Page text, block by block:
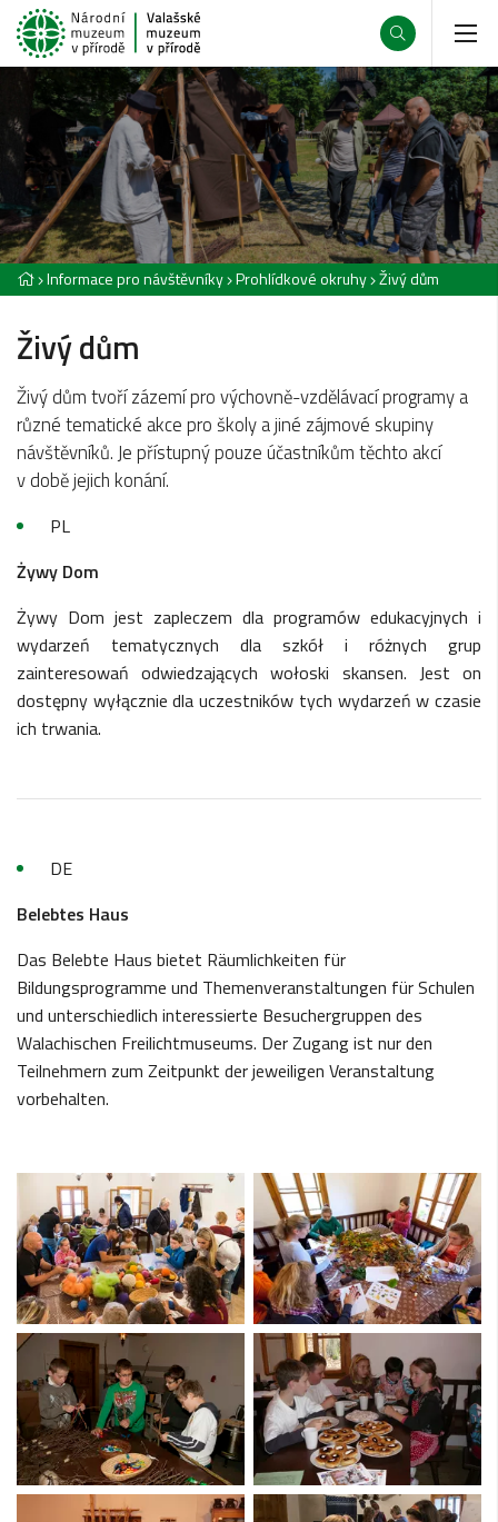
Informace pro návštěvníky Prohlídkové okruhy Živý dům
Živý dům
Živý dům tvoří zázemí pro výchovně-vzdělávací programy a
různé tematické akce pro školy a jiné zájmové skupiny
návštěvníků. Je přístupný pouze účastníkům těchto akcí
v době jejich konání.
PL
Żywy Dom
Żywy Dom jest zapleczem dla programów edukacyjnych i
wydarzeń tematycznych dla szkół i różnych grup
zainteresowań odwiedzających wołoski skansen. Jest on
dostępny wyłącznie dla uczestników tych wydarzeń w czasie
ich trwania.
DE
Belebtes Haus
Das Belebte Haus bietet Räumlichkeiten für
Bildungsprogramme und Themenveranstaltungen für Schulen
und unterschiedlich interessierte Besuchergruppen des
Walachischen Freilichtmuseums. Der Zugang ist nur den
Teilnehmern zum Zeitpunkt der jeweiligen Veranstaltung
vorbehalten.